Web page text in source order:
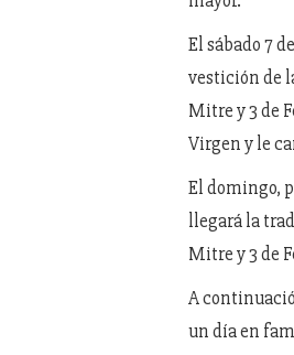
El sábado 7
vestición de
Mitre y 3 de
Virgen y le
El domingo,
llegará la
Mitre y 3 de
A
un día en